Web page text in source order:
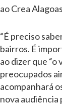
ao Crea
“É preciso
bairros. É
ao dizer que
preocupados
acompanhará
nova audiência